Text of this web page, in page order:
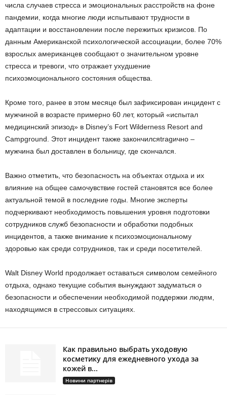
числа случаев стресса и эмоциональных расстройств на фоне
пандемии, когда многие люди испытывают трудности в
адаптации и восстановлении после пережитых кризисов. По
данным Американской психологической ассоциации, более 70%
взрослых американцев сообщают о значительном уровне
стресса и тревоги, что отражает ухудшение
психоэмоционального состояния общества.
Кроме того, ранее в этом месяце был зафиксирован инцидент с
мужчиной в возрасте примерно 60 лет, который «испытал
медицинский эпизод» в Disney’s Fort Wilderness Resort and
Campground. Этот инцидент также закончилсяtragично –
мужчина был доставлен в больницу, где скончался.
Важно отметить, что безопасность на объектах отдыха и их
влияние на общее самочувствие гостей становятся все более
актуальной темой в последние годы. Многие эксперты
подчеркивают необходимость повышения уровня подготовки
сотрудников служб безопасности и обработки подобных
инцидентов, а также внимание к психоэмоциональному
здоровью как среди сотрудников, так и среди посетителей.
Walt Disney World продолжает оставаться символом семейного
отдыха, однако текущие события вынуждают задуматься о
безопасности и обеспечении необходимой поддержки людям,
находящимся в стрессовых ситуациях.
Как правильно выбрать уходовую
косметику для ежедневного ухода за
кожей в...
Новини партнерів